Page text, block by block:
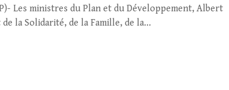
Les ministres du Plan et du Développement, Albert
la Solidarité, de la Famille, de la...